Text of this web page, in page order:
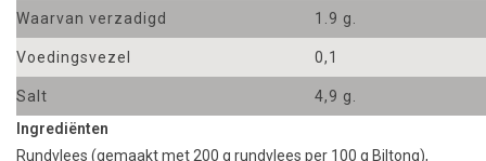
Waarvan verzadigd 1.9 g.
Voedingsvezel 0,1
Salt
4,9 g.
Ingrediënten
Rundvlees (gemaakt met 200 g rundvlees per 100 g Biltong),